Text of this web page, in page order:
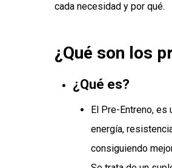
cada necesidad y por qué.
¿Qué son los
¿Qué es?
El Pre-Entreno,
energía,
consiguiendo